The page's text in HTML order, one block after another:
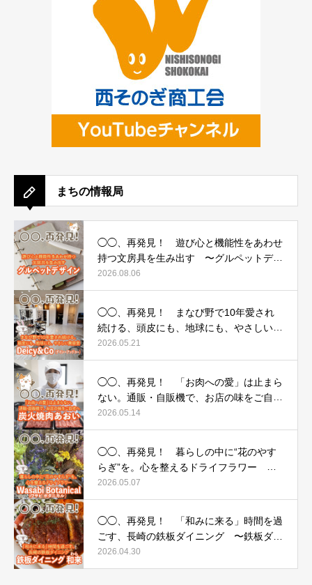
まちの情報局
◯◯、再発見！ 遊び心と機能性をあわせ
持つ文房具を生み出す 〜グルペットデザ
イン〜
2026.08.06
◯◯、再発見！ まなび野で10年愛され
続ける、頭皮にも、地球にも、やさしい美
容室 〜Deicy&Co（デイシーアンドコ
ー）〜
2026.05.21
◯◯、再発見！ 「お肉への愛」は止まら
ない。通販・自販機で、お店の味をご自宅
へ 〜炭火焼肉あおい〜
2026.05.14
◯◯、再発見！ 暮らしの中に“花のやす
らぎ”を。心を整えるドライフラワー 〜
Wasabi Botanical（ワサビ ボタニカル）〜
2026.05.07
◯◯、再発見！ 「和みに来る」時間を過
ごす、長崎の鉄板ダイニング 〜鉄板ダイ
ニング 和来（わら）〜
2026.04.30